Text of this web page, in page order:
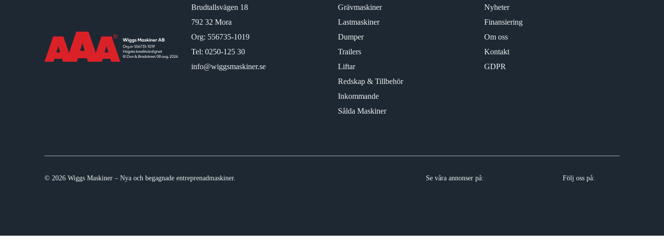
Brudtallsvägen 18
792 32 Mora
Org: 556735-1019
Tel: 0250-125 30
info@wiggsmaskiner.se
Grävmaskiner
Lastmaskiner
Dumper
Trailers
Liftar
Redskap & Tillbehör
Inkommande
Sålda Maskiner
Nyheter
Finansiering
Om oss
Kontakt
GDPR
© 2026 Wiggs Maskiner – Nya och begagnade entreprenadmaskiner. Se våra annonser på: Följ oss på: